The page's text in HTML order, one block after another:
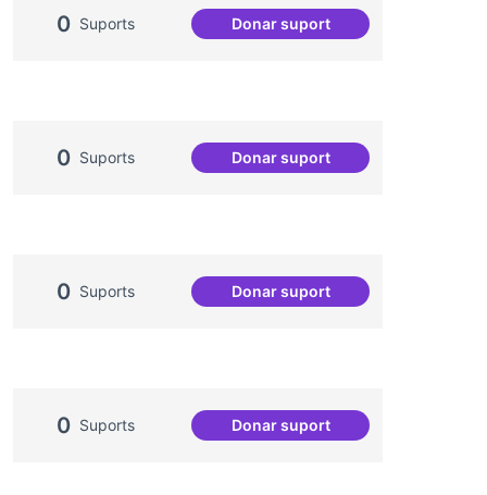
0 Suports Donar suportProjecte Radars
0 Suports Donar suportComissió de Festes
0 Suports Donar suportProjecte Memòries del
0 Suports Donar suportProcessos comunitaris de